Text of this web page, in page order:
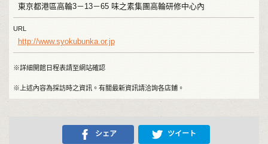
東京都港區高輪3－13－65 味之素集團高輪研修中心內
URL
http://www.syokubunka.or.jp
※詳細開館日程表請至網站確認
※上述內容為採訪時之資訊。有關最新資訊請洽詢各店鋪。
シェア ツイート